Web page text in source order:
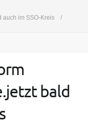
auch im SSO-Kreis
bald